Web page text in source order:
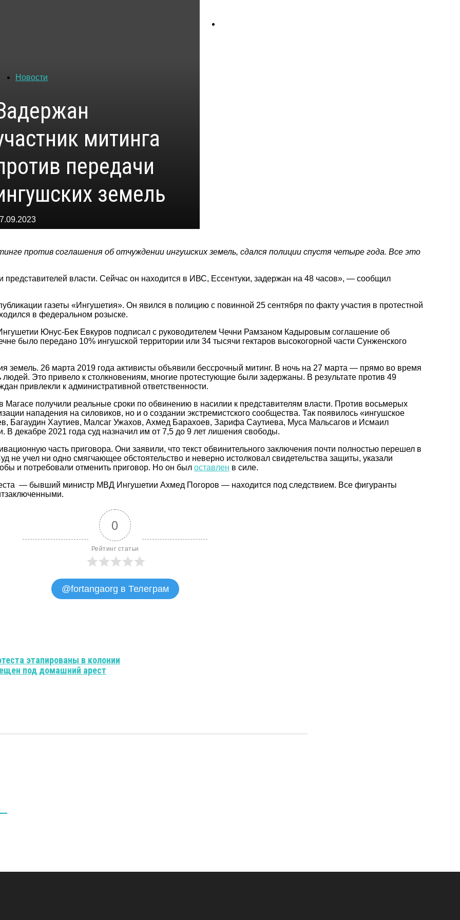
Новости
митинга
передачи
земель
против соглашения об отчуждении ингушских земель, сдался полиции спустя четыре года. Все это
представителей власти. Сейчас он находится в ИВС, Ессентуки, задержан на 48 часов», — сообщил
газеты «Ингушетия». Он явился в полицию с повинной 25 сентября по факту участия в протестной
в федеральном розыске.
Юнус-Бек Евкуров подписал с руководителем Чечни Рамзаном Кадыровым соглашение об
было передано 10% ингушской территории или 34 тысячи гектаров высокогорной части Сунженского
земель. 26 марта 2019 года активисты объявили бессрочный митинг. В ночь на 27 марта — прямо во время
Это привело к столкновениям, многие протестующие были задержаны. В результате против 49
привлекли к административной ответственности.
Магасе получили реальные сроки по обвинению в насилии к представителям власти. Против восьмерых
нападения на силовиков, но и о создании экстремистского сообщества. Так появилось «ингушское
Багаудин Хаутиев, Малсаг Ужахов, Ахмед Барахоев, Зарифа Саутиева, Муса Мальсагов и Исмаил
декабре 2021 года суд назначил им от 7,5 до 9 лет лишения свободы.
часть приговора. Они заявили, что текст обвинительного заключения почти полностью перешел в
не учел ни одно смягчающее обстоятельство и неверно истолковал свидетельства защиты, указали
и потребовали отменить приговор. Но он был оставлен в силе.
— бывший министр МВД Ингушетии Ахмед Погоров — находится под следствием. Все фигуранты
0
Рейтинг статьи
@fortangaorg в Телеграм
этапированы в колонии
под домашний арест